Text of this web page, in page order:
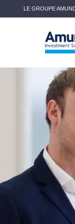
Aller au contenu
LE GROUPE